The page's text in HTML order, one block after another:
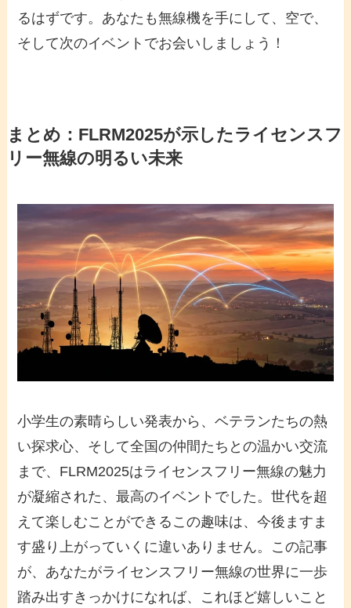
るはずです。あなたも無線機を手にして、空で、
そして次のイベントでお会いしましょう！
まとめ：FLRM2025が示したライセンスフ
リー無線の明るい未来
小学生の素晴らしい発表から、ベテランたちの熱
い探求心、そして全国の仲間たちとの温かい交流
まで、FLRM2025はライセンスフリー無線の魅力
が凝縮された、最高のイベントでした。世代を超
えて楽しむことができるこの趣味は、今後ますま
す盛り上がっていくに違いありません。この記事
が、あなたがライセンスフリー無線の世界に一歩
踏み出すきっかけになれば、これほど嬉しいこと